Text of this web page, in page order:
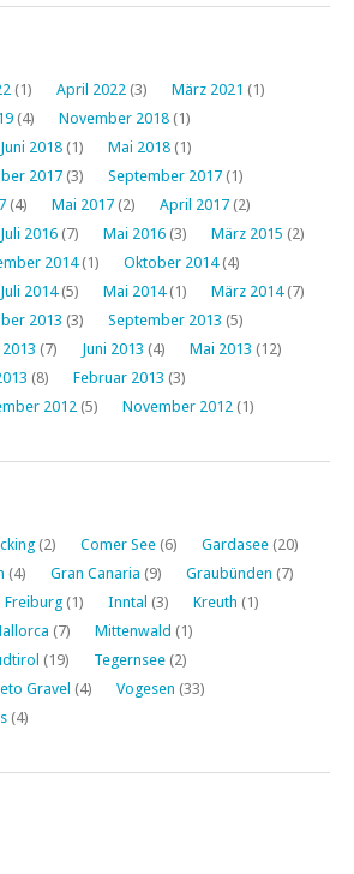
(1) April 2022 (3) März 2021 (1)
(4) November 2018 (1)
Juni 2018 (1) Mai 2018 (1)
2017 (3) September 2017 (1)
(4) Mai 2017 (2) April 2017 (2)
Juli 2016 (7) Mai 2016 (3) März 2015 (2)
2014(1) Oktober 2014(4)
Juli 2014(5) Mai 2014(1) März 2014(7)
2013 (3) September 2013 (5)
2013 (7) Juni 2013 (4) Mai 2013 (12)
(8) Februar 2013 (3)
2012 (5) November 2012 (1)
(2) Comer See (6) Gardasee (20)
(4) Gran Canaria (9) Graubünden (7)
Freiburg (1) Inntal (3) Kreuth (1)
(7) Mittenwald (1)
(19) Tegernsee (2)
Gravel (4) Vogesen (33)
(4)